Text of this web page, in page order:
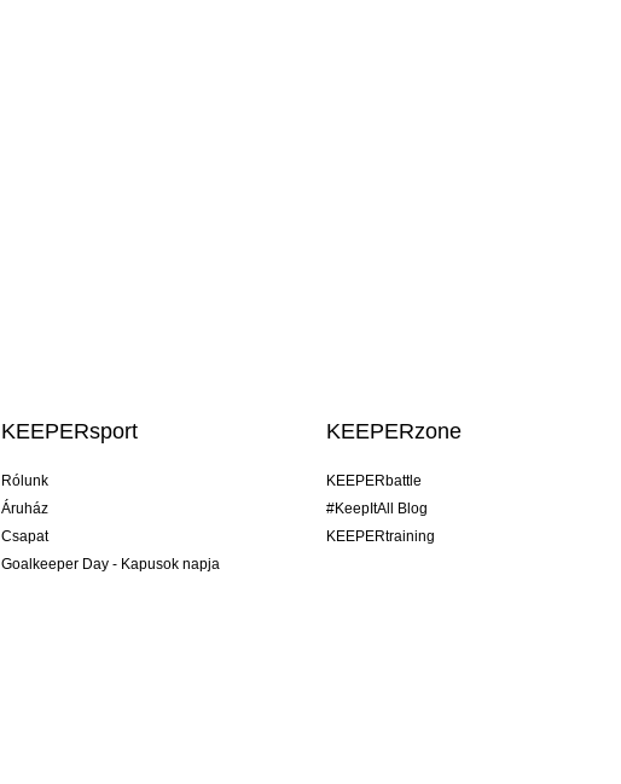
KEEPERsport
Rólunk
Áruház
Csapat
Goalkeeper Day - Kapusok napja
KEEPERzone
KEEPERbattle
#KeepItAll Blog
KEEPERtraining